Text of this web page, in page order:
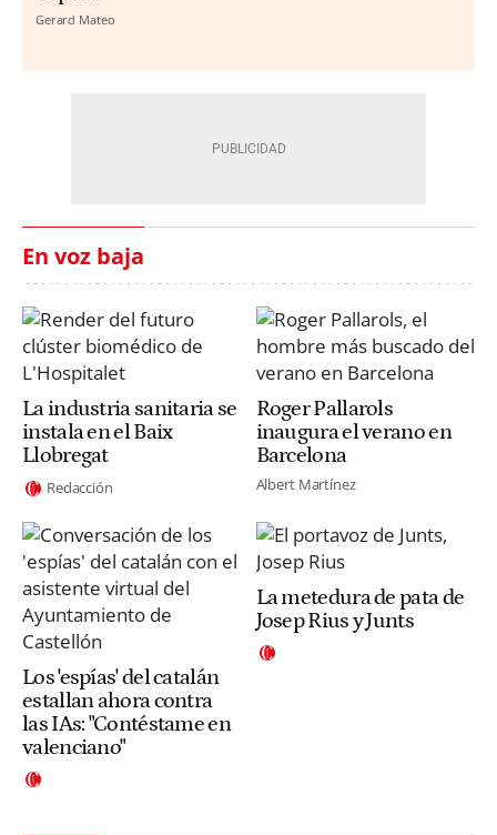
Gerard Mateo
En voz baja
La industria sanitaria se
instala en el Baix
Llobregat
Redacción
Roger Pallarols
inaugura el verano en
Barcelona
Albert Martínez
Los 'espías' del catalán
estallan ahora contra
las IAs: "Contéstame en
valenciano"
La metedura de pata de
Josep Rius y Junts